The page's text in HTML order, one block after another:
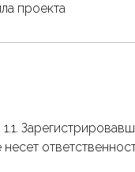
проекта
1.1.
несет